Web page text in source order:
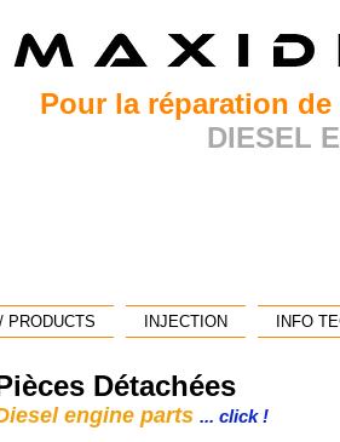
Pour la réparation
DIESEL
PRODUCTS INJECTION INFO
Détachées
engine parts ... click !